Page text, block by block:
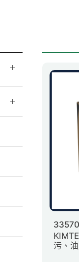
33570
污、